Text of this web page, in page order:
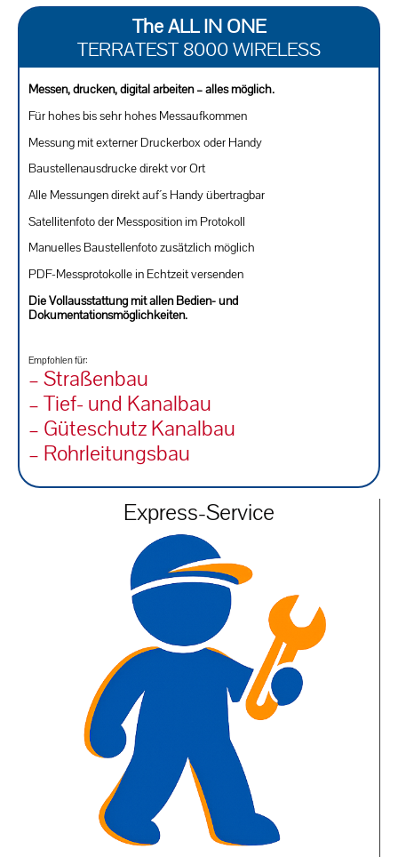
The ALL IN ONE
TERRATEST 8000 WIRELESS
Messen, drucken, digital arbeiten – alles möglich.
Für hohes bis sehr hohes Messaufkommen
Messung mit externer Druckerbox oder Handy
Baustellenausdrucke direkt vor Ort
Alle Messungen direkt auf´s Handy übertragbar
Satellitenfoto der Messposition im Protokoll
Manuelles Baustellenfoto zusätzlich möglich
PDF-Messprotokolle in Echtzeit versenden
Die Vollausstattung mit allen Bedien- und
Dokumentationsmöglichkeiten.
Empfohlen für:
– Straßenbau
– Tief- und Kanalbau
– Güteschutz Kanalbau
– Rohrleitungsbau
Express-Service